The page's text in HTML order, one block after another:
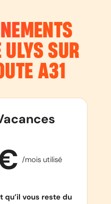
ULYS SUR
A31
/mois utilisé
vous reste du